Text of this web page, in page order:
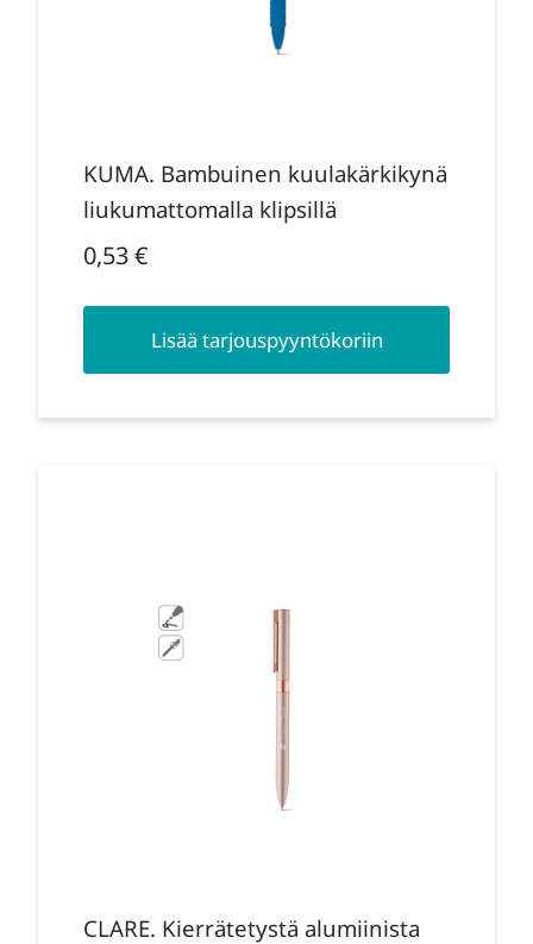
KUMA. Bambuinen kuulakärkikynä
liukumattomalla klipsillä
0,53€
Lisää tarjouspyyntökoriin
CLARE. Kierrätetystä alumiinista